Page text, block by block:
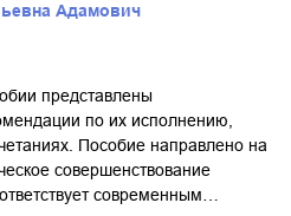
Адамович
представлены
по их исполнению,
Пособие направлено на
совершенствование
современным…